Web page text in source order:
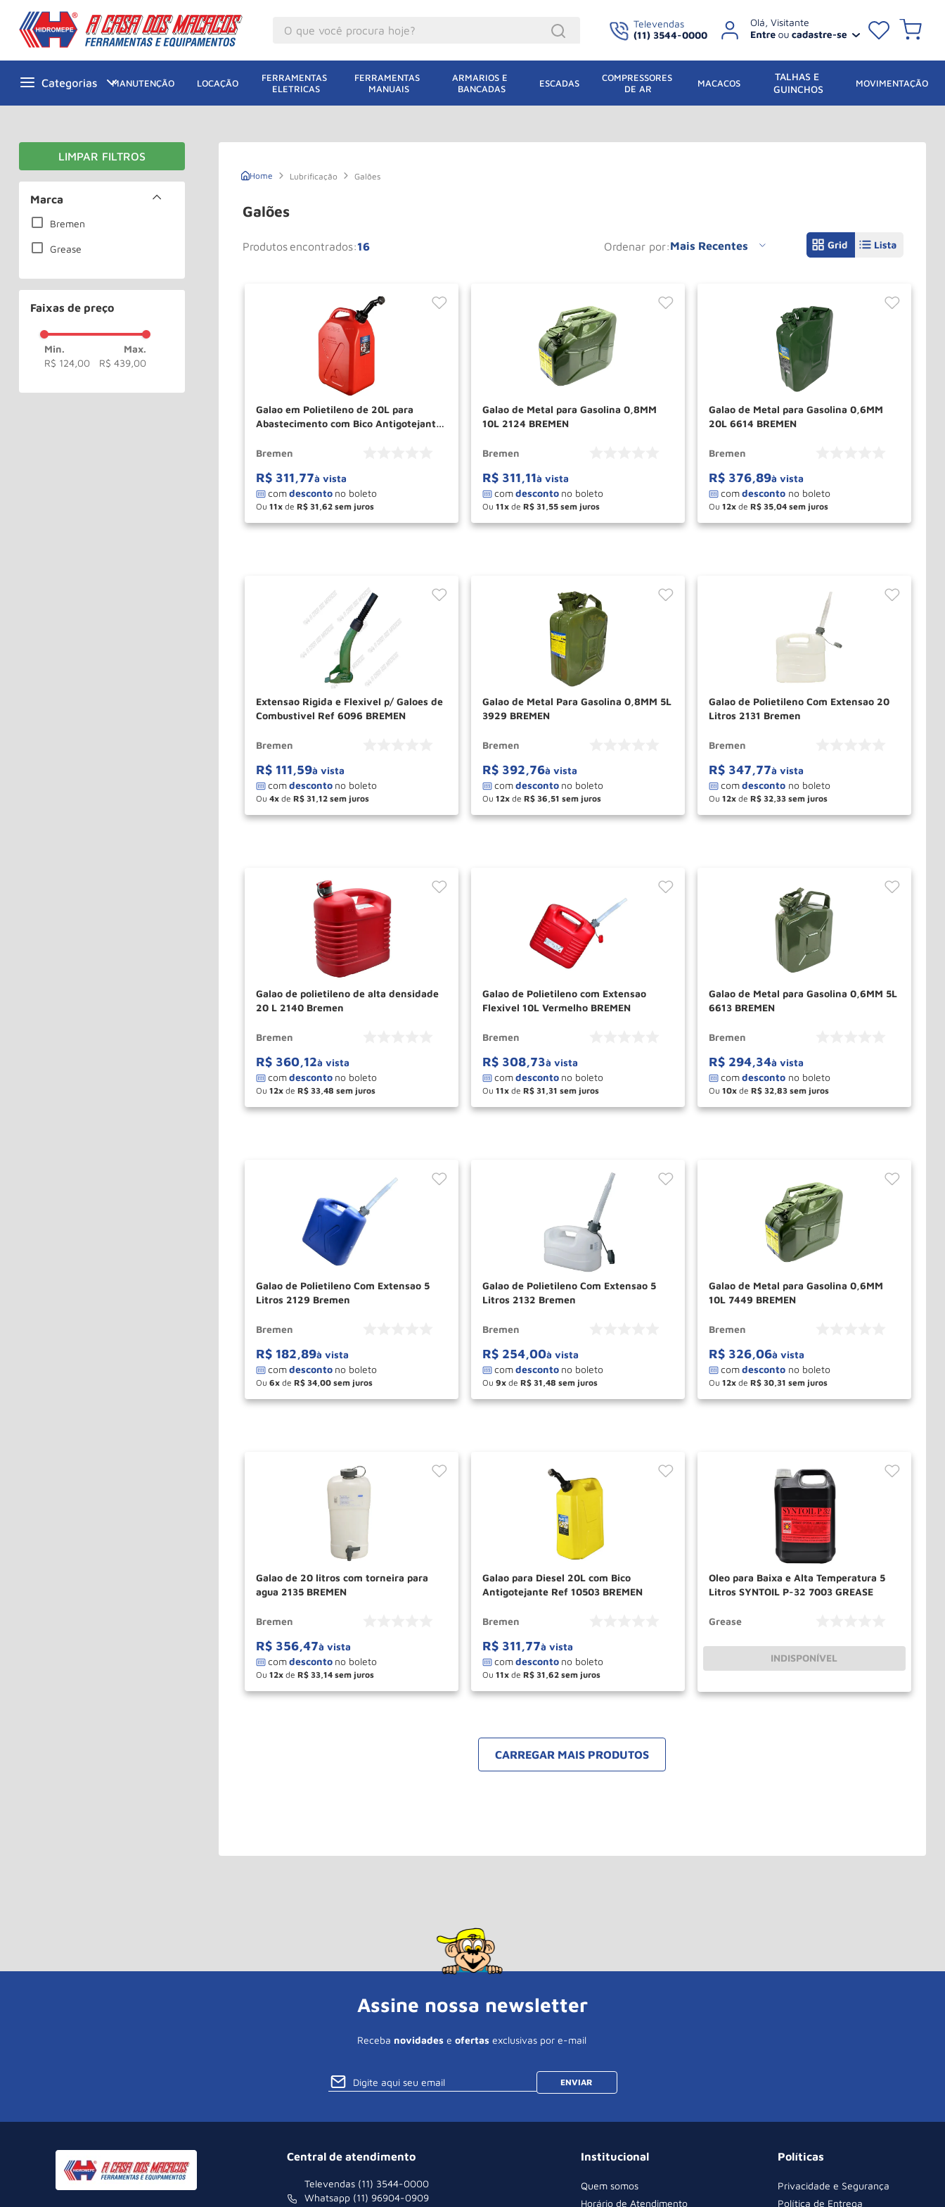
Televendas
(11) 3544-0000
MANUTENÇÃO LOCAÇÃO
FERRAMENTAS
ELETRICAS
FERRAMENTAS
MANUAIS
ARMARIOS E
BANCADAS
ESCADAS
COMPRESSORES
DE AR
MACACOS
TALHAS E
GUINCHOS
MOVIMENTAÇÃO
Marca
Bremen
Grease
Faixas de preço
R$ 124,00 R$ 439,00
Lubrificação Galões
Galões
16
Produtos ordenar por Mais Recentes
Galao em Polietileno de 20L para
Abastecimento com Bico Antigotejante
Bremen
R$ 311,77à vista
Ou 11 de R$ 31 62
＋
－ COMPRAR
Galao de Metal para Gasolina 0,8MM
10L 2124 BREMEN
Bremen
R$ 311,11à vista
Ou 11 de R$ 31 55
＋
－ COMPRAR
Galao de Metal para Gasolina 0,6MM
20L 6614 BREMEN
Bremen
R$ 376,89à vista
Ou 12 de R$ 35, 04
＋
－ COMPRAR
Extensao Rigida e Flexivel p/ Galoes de
Combustivel Ref 6096 BREMEN
Bremen
R$ 111,59à vista
Ou 4 de R$ 31 12
＋
－ COMPRAR
Galao de Metal Para Gasolina 0,8MM 5L
3929 BREMEN
Bremen
R$ 392,76à vista
Ou 12 de R$ 36 51
＋
－ COMPRAR
Galao de Polietileno Com Extensao 20
Litros 2131 Bremen
Bremen
R$ 347,77à vista
Ou 12 de R$ 32, 33
＋
－ COMPRAR
Galao de polietileno de alta densidade
20 L 2140 Bremen
Bremen
R$ 360,12à vista
Ou 12 de R$ 33, 48
＋
－ COMPRAR
Galao de Polietileno com Extensao
Flexivel 10L Vermelho BREMEN
Bremen
R$ 308,73à vista
Ou 11 de R$ 31 31
＋
－ COMPRAR
Galao de Metal para Gasolina 0,6MM 5L
6613 BREMEN
Bremen
R$ 294,34à vista
Ou 10 de R$ 32, 83
＋
－ COMPRAR
Galao de Polietileno Com Extensao 5
Litros 2129 Bremen
Bremen
R$ 182,89à vista
Ou 6 de R$ 34, 00
＋
－ COMPRAR
Galao de Polietileno Com Extensao 5
Litros 2132 Bremen
Bremen
R$ 254,00à vista
Ou 9 de R$ 31 48
＋
－ COMPRAR
Galao de Metal para Gasolina 0,6MM
10L 7449 BREMEN
Bremen
R$ 326,06à vista
Ou 12 de R$ 30, 31
＋
－ COMPRAR
Galao de 20 litros com torneira para
agua 2135 BREMEN
Bremen
R$ 356,47à vista
Ou 12 de R$ 33, 14
＋
－ COMPRAR
Galao para Diesel 20L com Bico
Antigotejante Ref 10503 BREMEN
Bremen
R$ 311,77à vista
Ou 11 de R$ 31 62
＋
－ COMPRAR
Oleo para Baixa e Alta Temperatura 5
Litros SYNTOIL P-32 7003 GREASE
Grease
INDISPONÍVEL
Assine nossa newsletter
Receba novidades e ofertas exclusivas por e-mail
ENVIAR
Central de atendimento
Televendas (11) 3544-0000
Whatsapp (11) 96904-0909
Institucional
Quem somos
Horário de Atendimento
Políticas
Privacidade e Segurança
Política de Entrega
1º Macacos
º Macaco Jacare
8 º Rodizio